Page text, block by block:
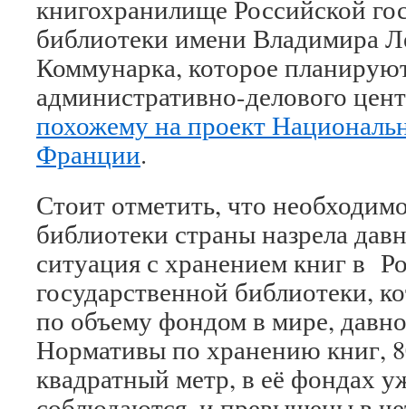
книгохранилище Российской
библиотеки имени Владимира
Коммунарка, которое
административно-делового
похожему на проект
Франции.
Стоит отметить, что
библиотеки страны назрела
ситуация с хранением книг в
государственной библиотеки,
по объему фондом в мире,
Нормативы по хранению книг,
квадратный метр, в её фондах